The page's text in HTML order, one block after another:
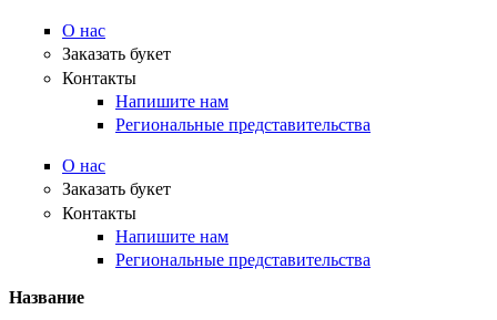
О нас
Заказать букет
Контакты
Напишите нам
Региональные представительства
О нас
Заказать букет
Контакты
Напишите нам
Региональные представительства
Название